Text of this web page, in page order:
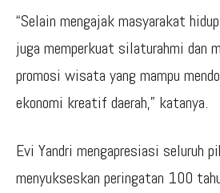
“Selain mengajak masyarakat
juga memperkuat silaturahmi dan
promosi wisata yang mampu
ekonomi kreatif daerah,” katanya.
Evi Yandri mengapresiasi seluruh
menyukseskan peringatan 100